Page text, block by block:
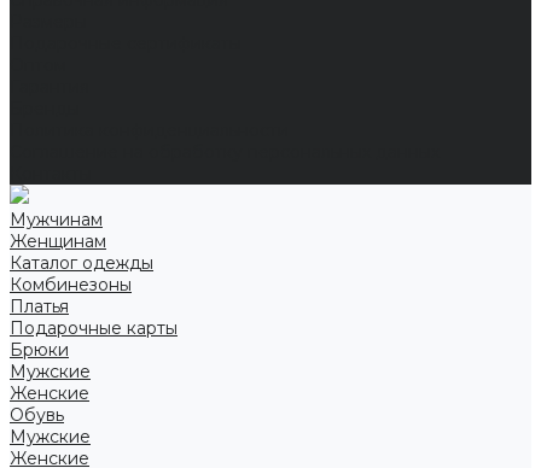
Мужчинам
Женщинам
Каталог одежды
Комбинезоны
Платья
Подарочные карты
Брюки
Мужские
Женские
Обувь
Мужские
Женские